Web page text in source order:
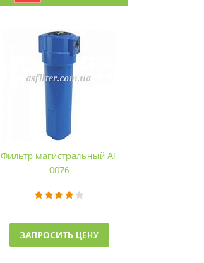
Фильтр магистральный AF
0076
ЗАПРОСИТЬ ЦЕНУ